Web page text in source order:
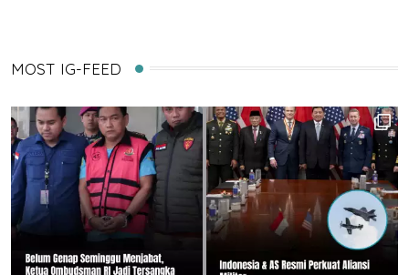
MOST IG-FEED